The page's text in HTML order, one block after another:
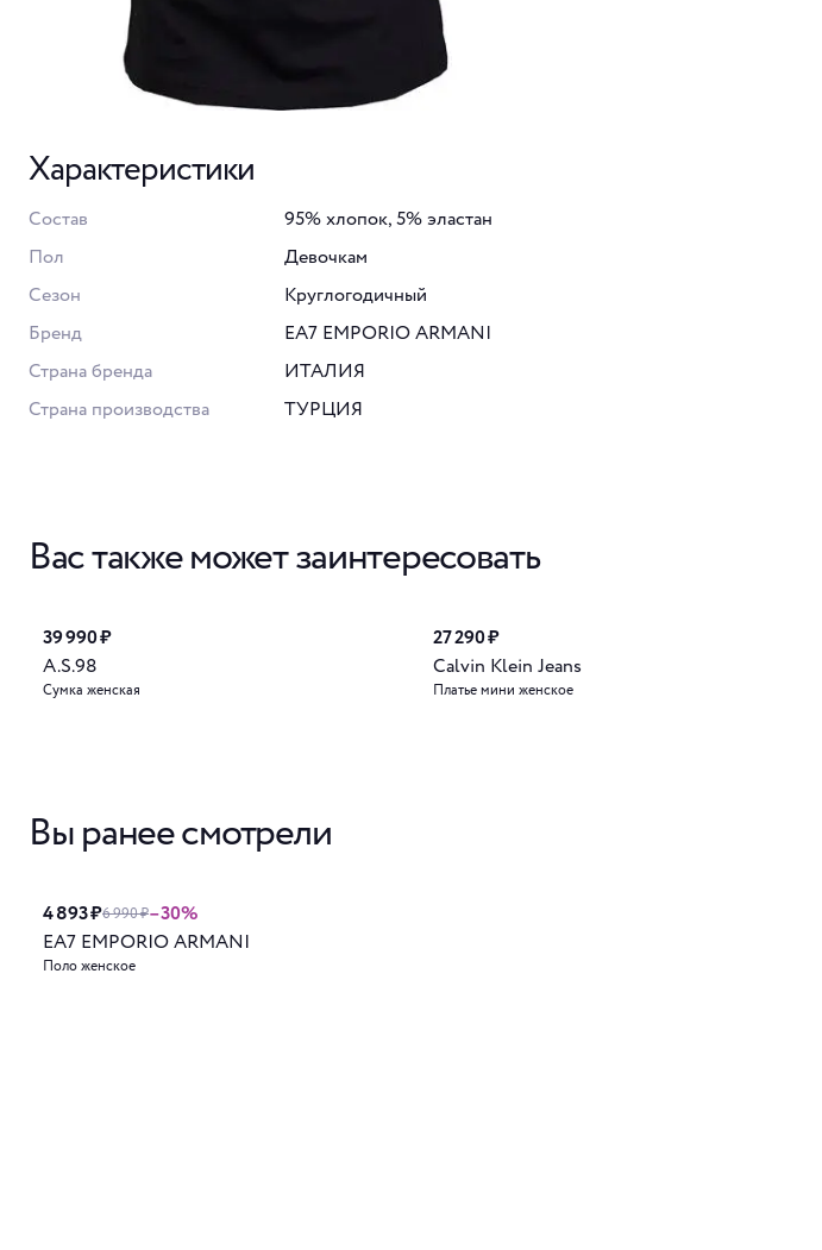
Характеристики
Состав
95% хлопок, 5% эластан
Пол
Девочкам
Сезон
Круглогодичный
Бренд
EA7 EMPORIO ARMANI
Страна бренда
ИТАЛИЯ
Страна производства
ТУРЦИЯ
Вас также может заинтересовать
39 990 ₽
A.S.98
Сумка женская
27 290 ₽
Calvin Klein Jeans
Платье мини женское
Вы ранее смотрели
4 893 ₽6 990 ₽–30%
EA7 EMPORIO ARMANI
Поло женское